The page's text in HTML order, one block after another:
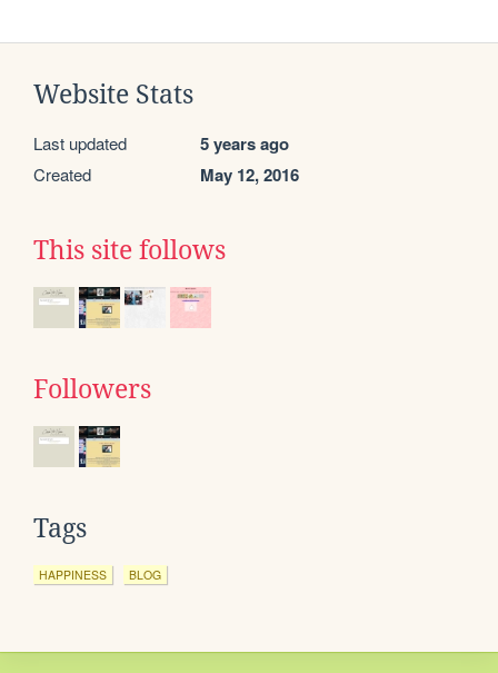
Website Stats
Last updated 5 years ago
Created May 12, 2016
This site follows
Followers
Tags
HAPPINESS BLOG